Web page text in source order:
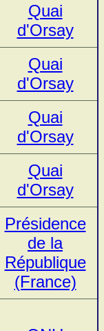
Quai
d'Orsay
Quai
d'Orsay
Quai
d'Orsay
Quai
d'Orsay
Présidence
de la
République
(France)